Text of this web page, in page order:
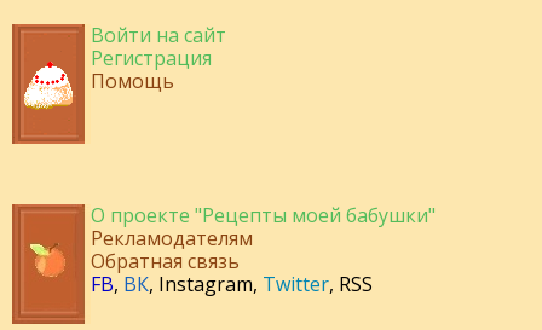
Войти на сайт
Регистрация
Помощь
О проекте "Рецепты моей бабушки"
Рекламодателям
Обратная связь
FB, ВК, Instagram, Twitter, RSS